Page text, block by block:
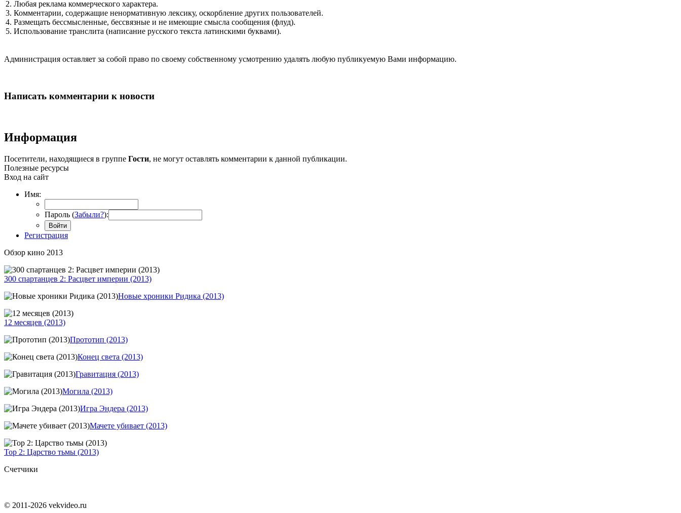
2. Любая реклама коммерческого характера.
3. Комментарии, содержащие ненормативную лексику, оскорбление других пользователей.
4. Размещать бессмысленные, бессвязные и не имеющие смысла сообщения (флуд).
5. Использование транслита (написание русского текста латинскими буквами).
Администрация оставляет за собой право по своему собственному усмотрению удалять любую публикуемую Вами информацию.
Написать комментарии к новости
Информация
Посетители, находящиеся в группе Гости, не могут оставлять комментарии к данной публикации.
Полезные ресурсы
Вход на сайт
Имя:
Пароль (Забыли?):
Войти
Регистрация
Обзор кино 2013
300 спартанцев 2: Расцвет империи (2013)
Новые хроники Ридика (2013)
12 месяцев (2013)
Прототип (2013)
Конец света (2013)
Гравитация (2013)
Могила (2013)
Игра Эндера (2013)
Мачете убивает (2013)
Тор 2: Царство тьмы (2013)
Счетчики
© 2011-2026 vekvideo.ru